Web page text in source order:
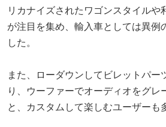
リカナイズされたワゴンスタイルや
が注目を集め、輸入車としては異例
した。
また、ローダウンしてビレットパー
り、ウーファーでオーディオをグレ
と、カスタムして楽しむユーザーも